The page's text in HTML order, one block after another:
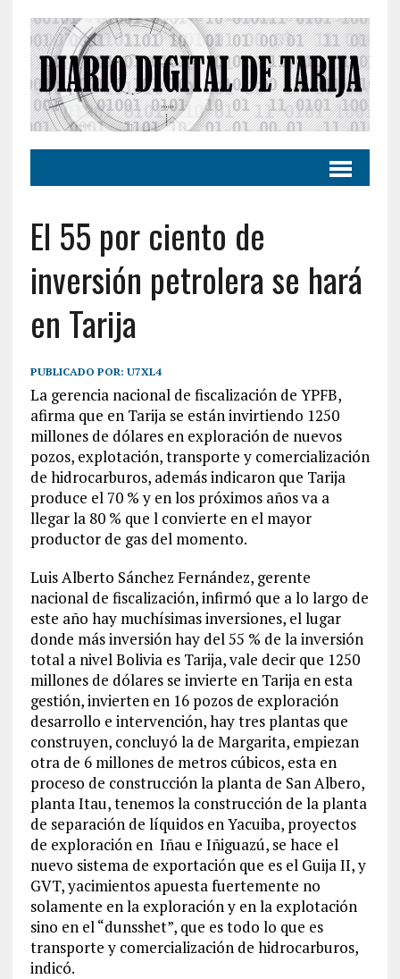
El 55 por ciento de
inversión petrolera se hará
en Tarija
PUBLICADO POR: U7XL4
La gerencia nacional de fiscalización de YPFB,
afirma que en Tarija se están invirtiendo 1250
millones de dólares en exploración de nuevos
pozos, explotación, transporte y comercialización
de hidrocarburos, además indicaron que Tarija
produce el 70 % y en los próximos años va a
llegar la 80 % que l convierte en el mayor
productor de gas del momento.
Luis Alberto Sánchez Fernández, gerente
nacional de fiscalización, infirmó que a lo largo de
este año hay muchísimas inversiones, el lugar
donde más inversión hay del 55 % de la inversión
total a nivel Bolivia es Tarija, vale decir que 1250
millones de dólares se invierte en Tarija en esta
gestión, invierten en 16 pozos de exploración
desarrollo e intervención, hay tres plantas que
construyen, concluyó la de Margarita, empiezan
otra de 6 millones de metros cúbicos, esta en
proceso de construcción la planta de San Albero,
planta Itau, tenemos la construcción de la planta
de separación de líquidos en Yacuiba, proyectos
de exploración en Iñau e Iñiguazú, se hace el
nuevo sistema de exportación que es el Guija II, y
GVT, yacimientos apuesta fuertemente no
solamente en la exploración y en la explotación
sino en el “dunsshet”, que es todo lo que es
transporte y comercialización de hidrocarburos,
indicó.